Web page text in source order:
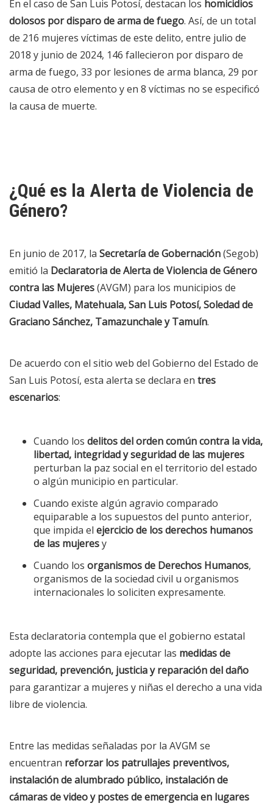
En el caso de San Luis Potosí, destacan los homicidios
dolosos por disparo de arma de fuego. Así, de un total
de 216 mujeres víctimas de este delito, entre julio de
2018 y junio de 2024, 146 fallecieron por disparo de
arma de fuego, 33 por lesiones de arma blanca, 29 por
causa de otro elemento y en 8 víctimas no se especificó
la causa de muerte.
¿Qué es la Alerta de Violencia de
Género?
En junio de 2017, la Secretaría de Gobernación(Segob)
emitió la Declaratoria de Alerta de Violencia de Género
contra las Mujeres(AVGM) para los municipios de
Ciudad Valles, Matehuala, San Luis Potosí, Soledad de
Graciano Sánchez, Tamazunchale y Tamuín.
De acuerdo con el sitio web del Gobierno del Estado de
San Luis Potosí, esta alerta se declara en tres
escenarios:
Cuando los delitos del orden común contra la vida,
libertad, integridad y seguridad de las mujeres
perturban la paz social en el territorio del estado
o algún municipio en particular.
Cuando existe algún agravio comparado
equiparable a los supuestos del punto anterior,
que impida el ejercicio de los derechos humanos
de las mujeresy
Cuando los organismos de Derechos Humanos,
organismos de la sociedad civil u organismos
internacionales lo soliciten expresamente.
Esta declaratoria contempla que el gobierno estatal
adopte las acciones para ejecutar las medidas de
seguridad, prevención, justicia y reparación del daño
para garantizar a mujeres y niñas el derecho a una vida
libre de violencia.
Entre las medidas señaladas por la AVGM se
encuentran reforzar los patrullajes preventivos,
instalación de alumbrado público, instalación de
cámaras de video y postes de emergencia en lugares